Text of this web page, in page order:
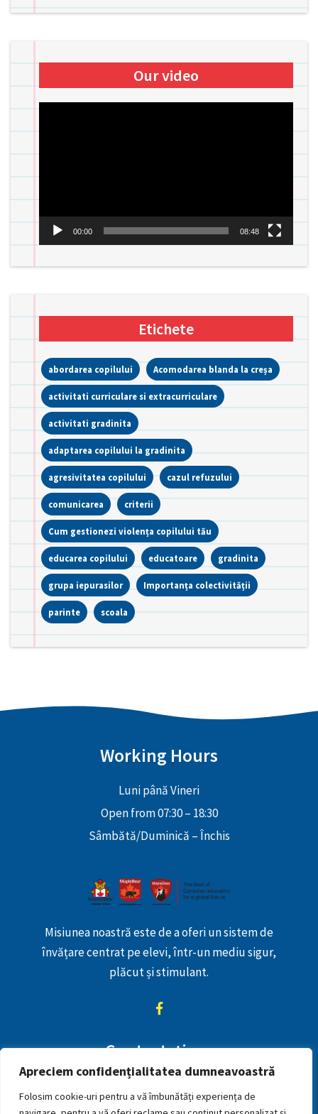
Apreciem confidențialitatea dumneavoastră
Folosim cookie-uri pentru a vă îmbunătăți experiența de
Our video
00:00 08:48
Etichete
abordarea copilului Acomodarea blanda la creșa
activitati curriculare si extracurriculare
activitati gradinita
adaptarea copilului la gradinita
agresivitatea copilului cazul refuzului
comunicarea criterii
Cum gestionezi violența copilului tău
educarea copilului educatoare gradinita
grupa iepurasilor Importanța colectivității
parinte scoala
Working Hours
Luni până Vineri
Open from 07:30 – 18:30
Sâmbătă/Duminică – Închis
Misiunea noastră este de a oferi un sistem de
învățare centrat pe elevi, într-un mediu sigur,
plăcut și stimulant.
Contactaţi-ne
mihaelajaradat@yahoo.com